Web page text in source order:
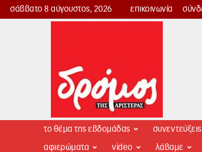
σάββατο 8 αύγουστος, 2026 επικοινωνία
Δρόμος
το θέμα της εβδομάδας συνεντεύξεις
αφιερώματα video λάβαμε